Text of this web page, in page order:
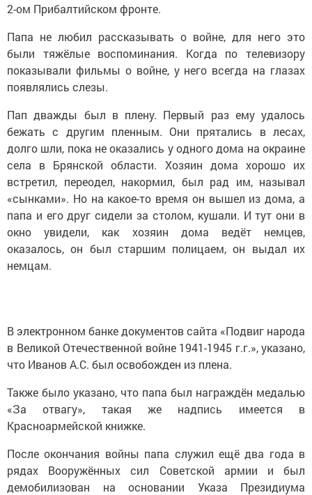
2-ом Прибалтийском фронте.
Папа не любил рассказывать о войне, для него это
были тяжёлые воспоминания. Когда по телевизору
показывали фильмы о войне, у него всегда на глазах
появлялись слезы.
Пап дважды был в плену. Первый раз ему удалось
бежать с другим пленным. Они прятались в лесах,
долго шли, пока не оказались у одного дома на окраине
села в Брянской области. Хозяин дома хорошо их
встретил, переодел, накормил, был рад им, называл
«сынками». Но на какое-то время он вышел из дома, а
папа и его друг сидели за столом, кушали. И тут они в
окно увидели, как хозяин дома ведёт немцев,
оказалось, он был старшим полицаем, он выдал их
немцам.
В электронном банке документов сайта «Подвиг народа
в Великой Отечественной войне 1941-1945 г.г.», указано,
что Иванов А.С. был освобожден из плена.
Также было указано, что папа был награждён медалью
«За отвагу», такая же надпись имеется в
Красноармейской книжке.
После окончания войны папа служил ещё два года в
рядах Вооружённых сил Советской армии и был
демобилизован на основании Указа Президиума